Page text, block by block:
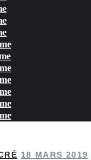
18 MARS 2019